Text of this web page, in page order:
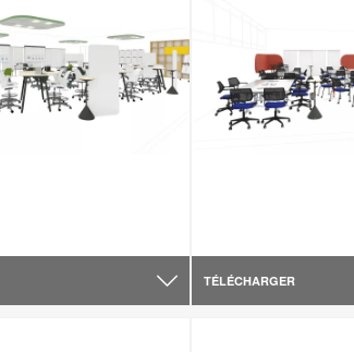
TÉLÉCHARGER